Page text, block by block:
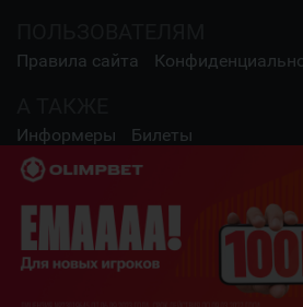
Правила сайта
Информеры Билеты
СОЦИАЛЬНЫЕ СЕТИ